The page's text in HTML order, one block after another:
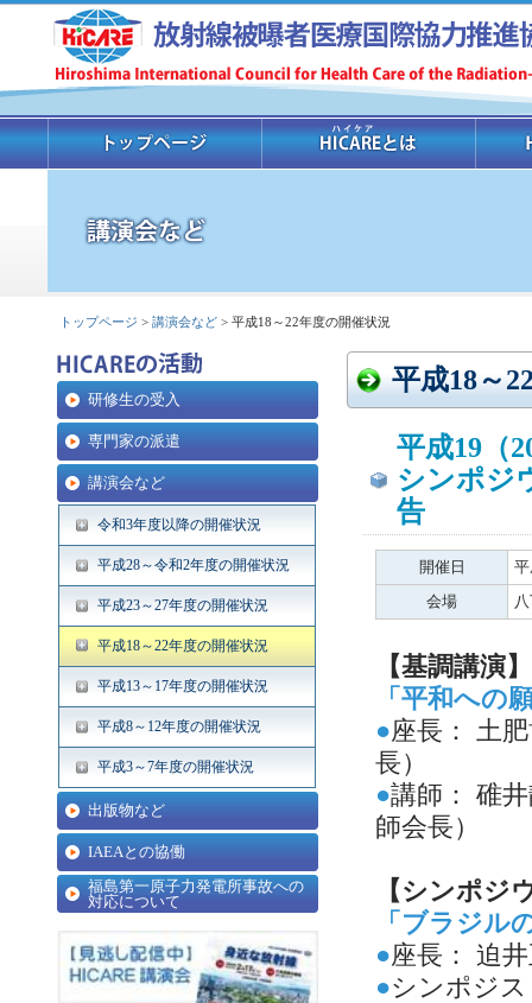
トップページ > 講演会など > 平成18～22年度の開催状況
研修生の受入
専門家の派遣
講演会など
令和3年度以降の開催状況
平成28～令和2年度の開催状況
平成23～27年度の開催状況
平成18～22年度の開催状況
平成13～17年度の開催状況
平成8～12年度の開催状況
平成3～7年度の開催状況
出版物など
IAEAとの協働
福島第一原子力発電所事故への
対応について
平成18～
平成19（
シンポジ
告
開催日
会場
【基調講演】
「平和への
●座長： 土
長）
●講師： 碓
師会長）
【シンポジ
「ブラジル
●座長： 迫
●シンポジ